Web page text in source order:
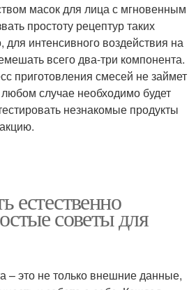
масок для лица с мгновенным
простоту рецептур таких
для интенсивного воздействия на
всего два-три компонента.
приготовления смесей не займет
случае необходимо будет
незнакомые продукты
естественно
советы для
– это не только внешние данные,